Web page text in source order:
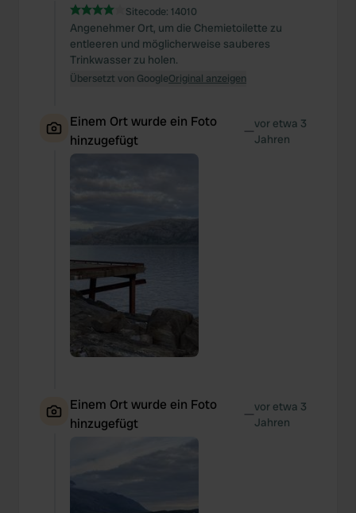
Sitecode: 14010
Angenehmer Ort, um die Chemietoilette zu
entleeren und möglicherweise sauberes
Trinkwasser zu holen.
Übersetzt von GoogleOriginal anzeigen
Einem Ort wurde ein Foto
hinzugefügt
—vor etwa 3
Jahren
Einem Ort wurde ein Foto
hinzugefügt
—vor etwa 3
Jahren